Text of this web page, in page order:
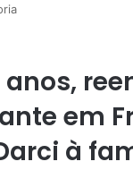
anos,
em
à